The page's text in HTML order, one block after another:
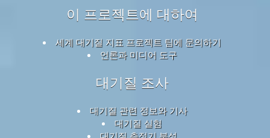
이 프로젝트에 대하여
세계 대기질 지표 프로젝트 팀에 문의하기
언론과 미디어 도구
대기질 조사
대기질 관련 정보와 기사
대기질 실험
대기질 측정기 분석